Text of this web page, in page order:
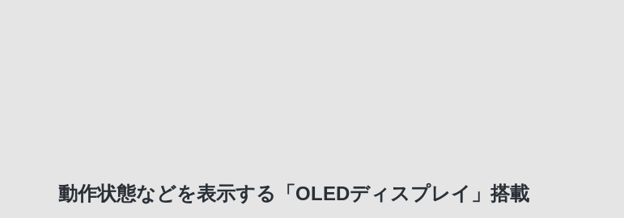
動作状態などを表示する「OLEDディスプレイ」搭載